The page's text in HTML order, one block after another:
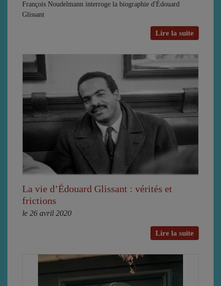
François Noudelmann interroge la biographie d'Édouard
Glissant
Lire la suite
La vie d’Édouard Glissant : vérités et
frictions
le 26 avril 2020
Lire la suite